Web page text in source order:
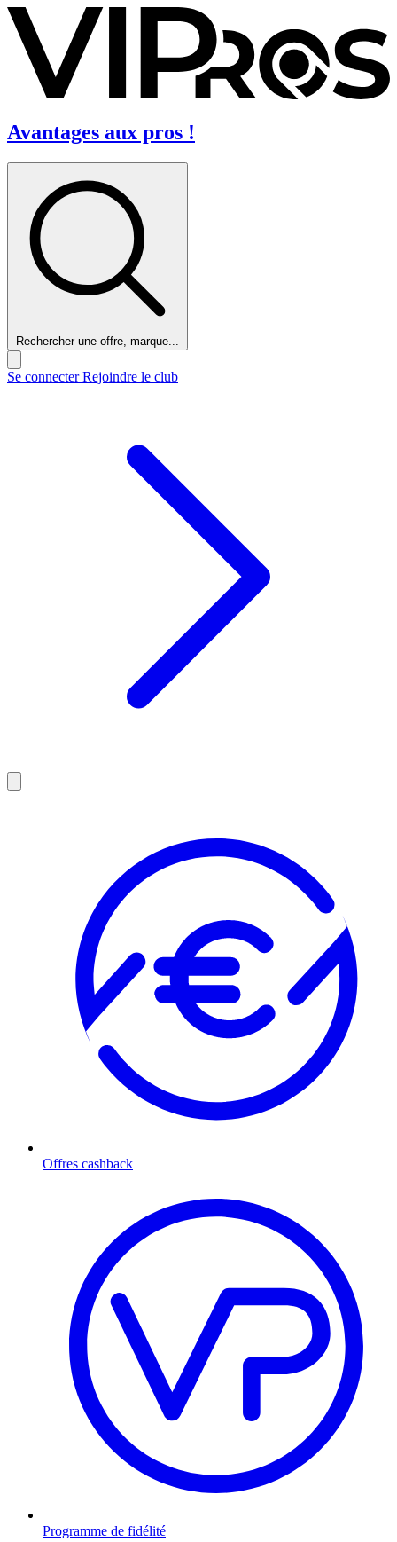
Avantages aux pros !
Rechercher une offre, marque...
Se connecterRejoindre le club
Offres cashback
Programme de fidélité